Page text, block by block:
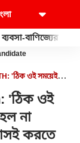
ব্যবসা-বাণিজ্যের
'ঠিক ওই সময়েই
'ঠিক ওই
না
করতে